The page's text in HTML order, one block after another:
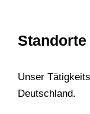
Standorte
Unser
Deutschland.